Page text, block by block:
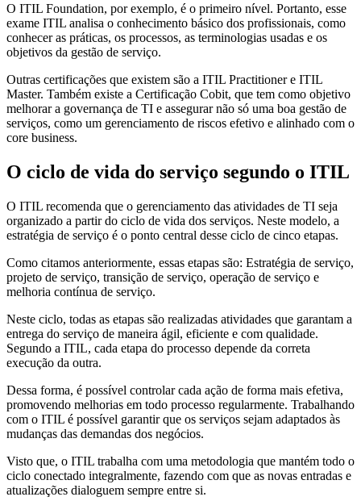
O ITIL Foundation, por exemplo, é o primeiro nível. Portanto, esse
exame ITIL analisa o conhecimento básico dos profissionais, como
conhecer as práticas, os processos, as terminologias usadas e os
objetivos da gestão de serviço.
Outras certificações que existem são a ITIL Practitioner e ITIL
Master. Também existe a Certificação Cobit, que tem como objetivo
melhorar a governança de TI e assegurar não só uma boa gestão de
serviços, como um gerenciamento de riscos efetivo e alinhado com o
core business.
O ciclo de vida do serviço segundo o ITIL
O ITIL recomenda que o gerenciamento das atividades de TI seja
organizado a partir do ciclo de vida dos serviços. Neste modelo, a
estratégia de serviço é o ponto central desse ciclo de cinco etapas.
Como citamos anteriormente, essas etapas são: Estratégia de serviço,
projeto de serviço, transição de serviço, operação de serviço e
melhoria contínua de serviço.
Neste ciclo, todas as etapas são realizadas atividades que garantam a
entrega do serviço de maneira ágil, eficiente e com qualidade.
Segundo a ITIL, cada etapa do processo depende da correta
execução da outra.
Dessa forma, é possível controlar cada ação de forma mais efetiva,
promovendo melhorias em todo processo regularmente. Trabalhando
com o ITIL é possível garantir que os serviços sejam adaptados às
mudanças das demandas dos negócios.
Visto que, o ITIL trabalha com uma metodologia que mantém todo o
ciclo conectado integralmente, fazendo com que as novas entradas e
atualizações dialoguem sempre entre si.